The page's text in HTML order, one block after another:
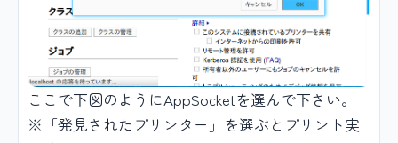
ここで下図のようにAppSocketを選んで下さい。
※「発見されたプリンター」を選ぶとプリント実